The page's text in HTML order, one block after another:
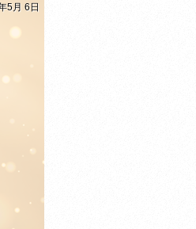
5月 6日